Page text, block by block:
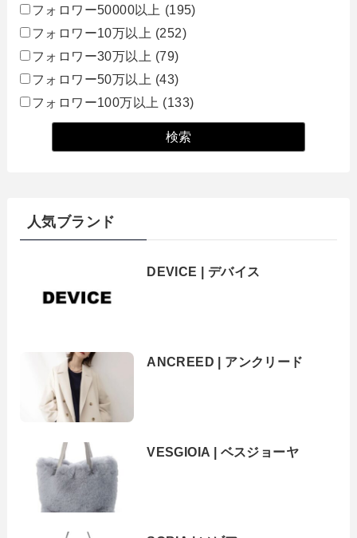
フォロワー50000以上 (195)
フォロワー10万以上 (252)
フォロワー30万以上 (79)
フォロワー50万以上 (43)
フォロワー100万以上 (133)
人気ブランド
DEVICE | デバイス
ANCREED | アンクリード
VESGIOIA | ベスジョーヤ